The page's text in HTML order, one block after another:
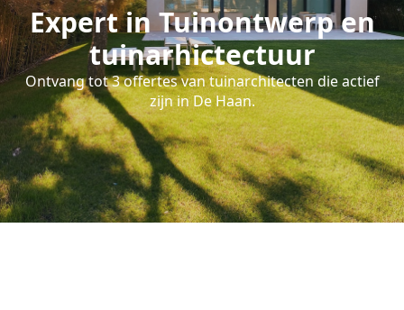
Expert in Tuinontwerp en
tuinarhictectuur
Ontvang tot 3 offertes van tuinarchitecten die actief
zijn in De Haan.